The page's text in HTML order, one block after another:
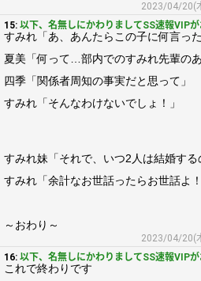
2023/04/20(
15: 以下、名無しにかわりましてSS速報VIP
すみれ「あ、あんたらこの子に何言っ
夏美「何って…部内でのすみれ先輩の
四季「関係者周知の事実だと思って」
すみれ「そんなわけないでしょ！」
すみれ妹「それで、いつ2人は結婚する
すみれ「余計なお世話ったらお世話よ！
～おわり～
2023/04/20(
16: 以下、名無しにかわりましてSS速報VIP
これで終わりです